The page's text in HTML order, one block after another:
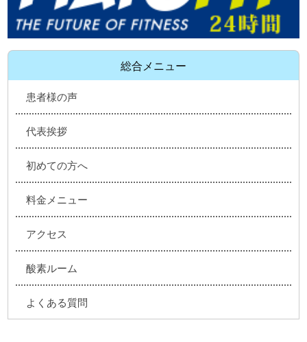
総合メニュー
患者様の声
代表挨拶
初めての方へ
料金メニュー
アクセス
酸素ルーム
よくある質問